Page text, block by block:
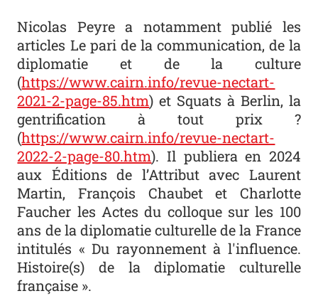
Nicolas Peyre a notamment publié les
articles Le pari de la communication, de la
diplomatie et de la culture
(https://www.cairn.info/revue-nectart-
2021-2-page-85.htm) et Squats à Berlin, la
gentrification à tout prix ?
(https://www.cairn.info/revue-nectart-
2022-2-page-80.htm). Il publiera en 2024
aux Éditions de l’Attribut avec Laurent
Martin, François Chaubet et Charlotte
Faucher les Actes du colloque sur les 100
ans de la diplomatie culturelle de la France
intitulés « Du rayonnement à l'influence.
Histoire(s) de la diplomatie culturelle
française ».